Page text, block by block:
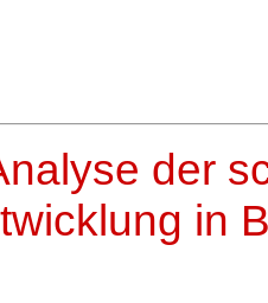
der
in